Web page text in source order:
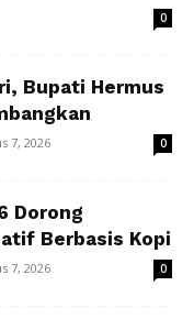
0
Bupati Hermus
7, 2026 0
Dorong
Berbasis Kopi
7, 2026 0